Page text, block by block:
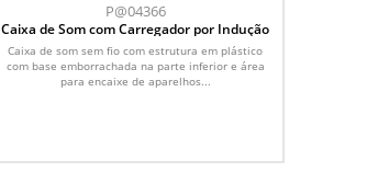
P@04366
Caixa de Som com Carregador por Indução
Caixa de som sem fio com estrutura em plástico
com base emborrachada na parte inferior e área
para encaixe de aparelhos...